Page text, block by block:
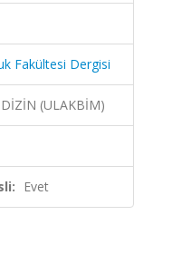
Fakültesi Dergisi
(ULAKBİM)
Evet